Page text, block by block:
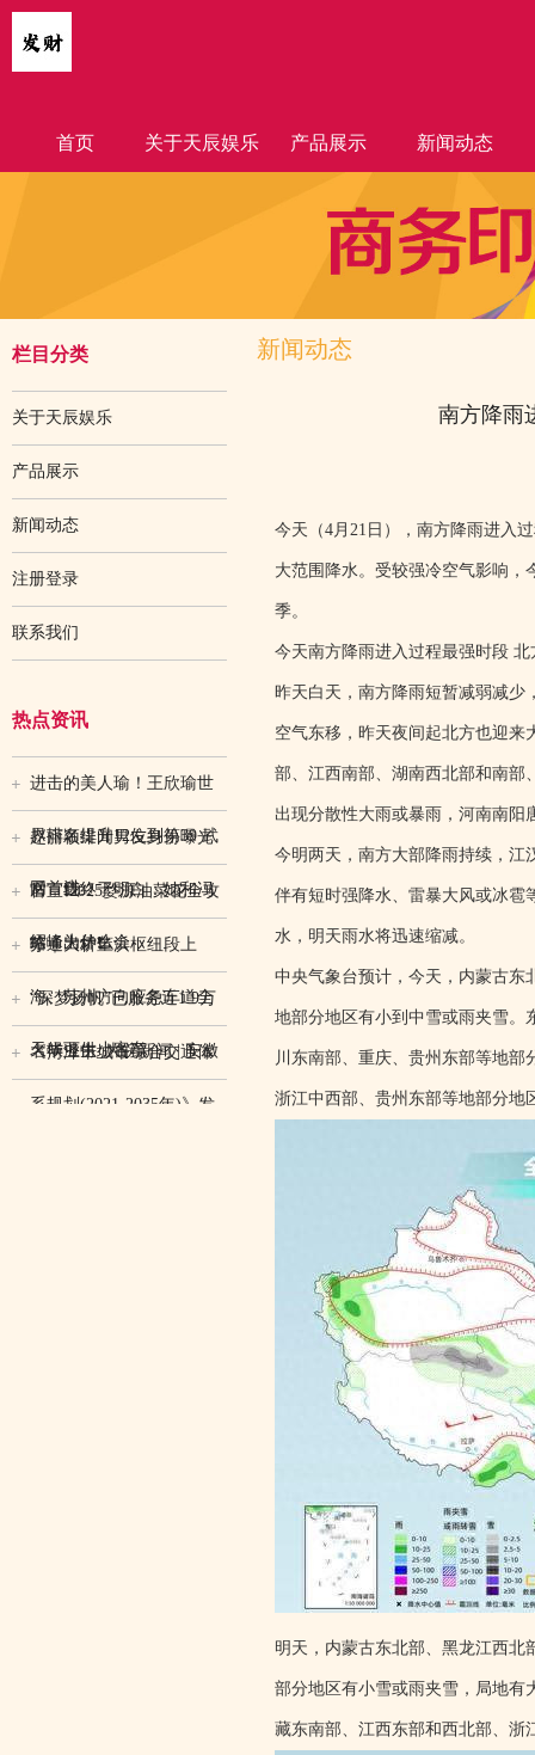
首页 关于天辰娱乐 产品展示 新闻动态
栏目分类
关于天辰娱乐
产品展示
新闻动态
注册登录
联系我们
热点资讯
进击的美人瑜！王欣瑜世
界排名提升12位到第39 武
网首进
赵丽颖绯闻男友身份曝光
后，我终于明白：她和冯
绍峰为什么会
官宣❗️2025婺源油菜花全攻
略｜出炉❗️
苏通大桥董浜枢纽段上
海、苏州方向应急车道全
天候可供小客车
“深梦扬帆”已服务近1.9万
名毕业生_大皖新闻 | 安徽
《菏泽市城市综合交通体
系规划(2021-2035年)》发
新闻动态
南方降雨
今天（4月21日），南方降雨进入
大范围降水。受较强冷空气影响，
季。
今天南方降雨进入过程最强时段
昨天白天，南方降雨短暂减弱减少
空气东移，昨天夜间起北方也迎来
部、江西南部、湖南西北部和南部
出现分散性大雨或暴雨，河南南阳
今明两天，南方大部降雨持续，江
伴有短时强降水、雷暴大风或冰雹
水，明天雨水将迅速缩减。
中央气象台预计，今天，内蒙古东
地部分地区有小到中雪或雨夹雪。
川东南部、重庆、贵州东部等地
浙江中西部、贵州东部等地部分地
明天，内蒙古东北部、黑龙江西北
部分地区有小雪或雨夹雪，局地有
藏东南部、江西东部和西北部、浙